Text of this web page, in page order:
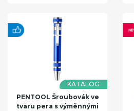
KATALOG
PENTOOL Šroubovák ve
tvaru pera s výměnnými